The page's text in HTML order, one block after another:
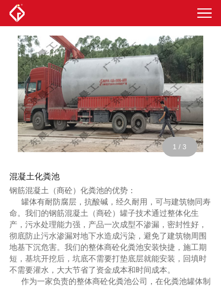
1 / 3
混凝土化粪池
钢筋混凝土（商砼）化粪池的优势：
罐体有耐防腐层，抗酸碱，经久耐用，可与建筑物同寿
命。我们的钢筋混凝土（商砼）罐子技术通过整体化生
产，污水处理能力强，产品一次成型不渗漏，密封性好，
彻底防止污水渗漏对地下水造成污染，避免了建筑物周围
地基下沉危害。我们的整体商砼化粪池安装快捷，施工期
短，基坑开挖后，坑底不需要打垫底层就能安装，回填时
不需要灌水，大大节省了资金成本和时间成本。
作为一家负责的整体商砼化粪池公司，在化粪池罐体制